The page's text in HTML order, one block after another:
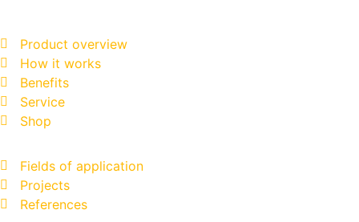
Product overview
How it works
Benefits
Service
Shop
Fields of application
Projects
References